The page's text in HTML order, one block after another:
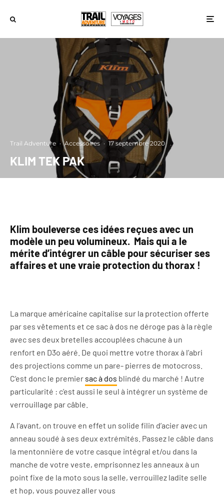
Trail Adventure · Accessoires · 17 septembre 2020
KLIM TEK PAK
Klim bouleverse ces idées reçues avec un
modèle un peu volumineux. Mais qui a le
mérite d’intégrer un câble pour sécuriser ses
affaires et une vraie protection du thorax !
La marque américaine capitalise sur la protection offerte
par ses vêtements et ce sac à dos ne déroge pas à la règle
avec ses deux bretelles accouplées chacune à un
renfort en D3o aéré. De quoi mettre votre thorax à l’abri
des projections comme un pare- pierres de motocross.
C’est donc le premier sac à dos blindé du marché ! Autre
particularité : c’est aussi le seul à intégrer un système de
verrouillage par câble.
A l’avant, on trouve en effet un solide filin d’acier avec un
anneau soudé à ses deux extrémités. Passez le câble dans
la mentonnière de votre casque intégral et/ou dans la
manche de votre veste, emprisonnez les anneaux à un
point fixe de la moto sous la selle, verrouillez ladite selle
et hop, vous pouvez aller vous